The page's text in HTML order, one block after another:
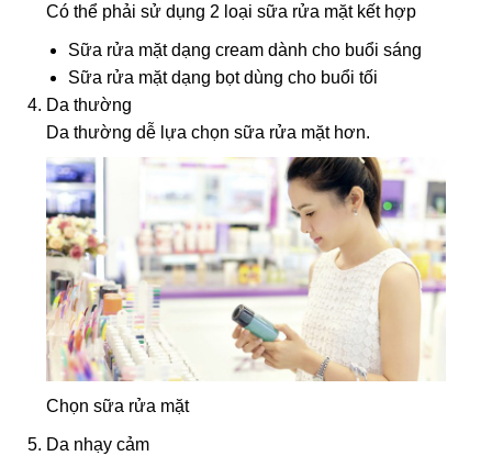
Có thể phải sử dụng 2 loại sữa rửa mặt kết hợp
Sữa rửa mặt dạng cream dành cho buổi sáng
Sữa rửa mặt dạng bọt dùng cho buổi tối
Da thường
Da thường dễ lựa chọn sữa rửa mặt hơn.
Chọn sữa rửa mặt
Da nhạy cảm